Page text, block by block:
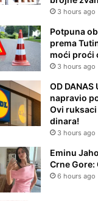
3 hours ago
Potpuna
prema
moći proći
3 hours ago
OD DANAS
napravio
Ovi
dinara!
3 hours ago
Eminu
Crne Gore:
6 hours ago